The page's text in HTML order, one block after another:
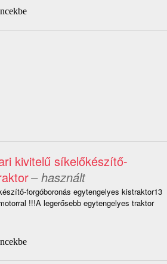
kivitelű síkelőkészítő-
– használt
forgóboronás egytengelyes kistraktor13
!!!A legerősebb egytengelyes traktor